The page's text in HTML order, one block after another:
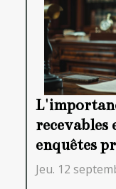
recevables
enquêtes
Jeu. 12